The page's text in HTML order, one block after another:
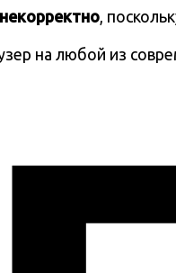
,
на любой из